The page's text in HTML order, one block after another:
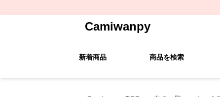
Camiwanpy
新着商品 商品を検索